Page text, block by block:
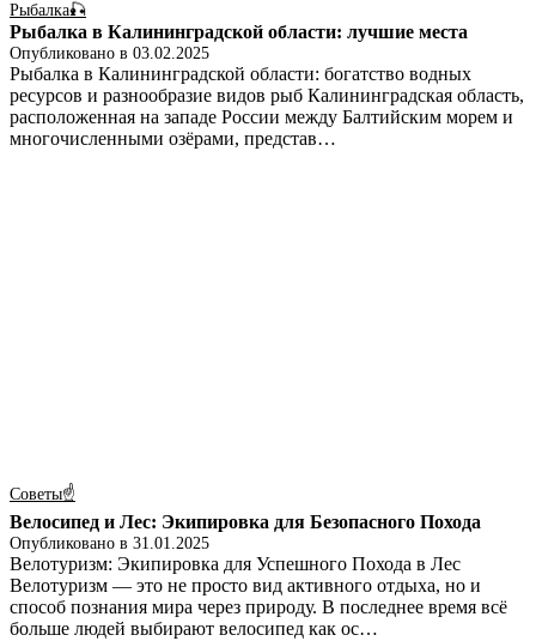
Рыбалка🎣
Рыбалка в Калининградской области: лучшие места
Опубликовано в 03.02.2025
Рыбалка в Калининградской области: богатство водных
ресурсов и разнообразие видов рыб Калининградская область,
расположенная на западе России между Балтийским морем и
многочисленными озёрами, представ…
Советы☝
Велосипед и Лес: Экипировка для Безопасного Похода
Опубликовано в 31.01.2025
Велотуризм: Экипировка для Успешного Похода в Лес
Велотуризм — это не просто вид активного отдыха, но и
способ познания мира через природу. В последнее время всё
больше людей выбирают велосипед как ос…